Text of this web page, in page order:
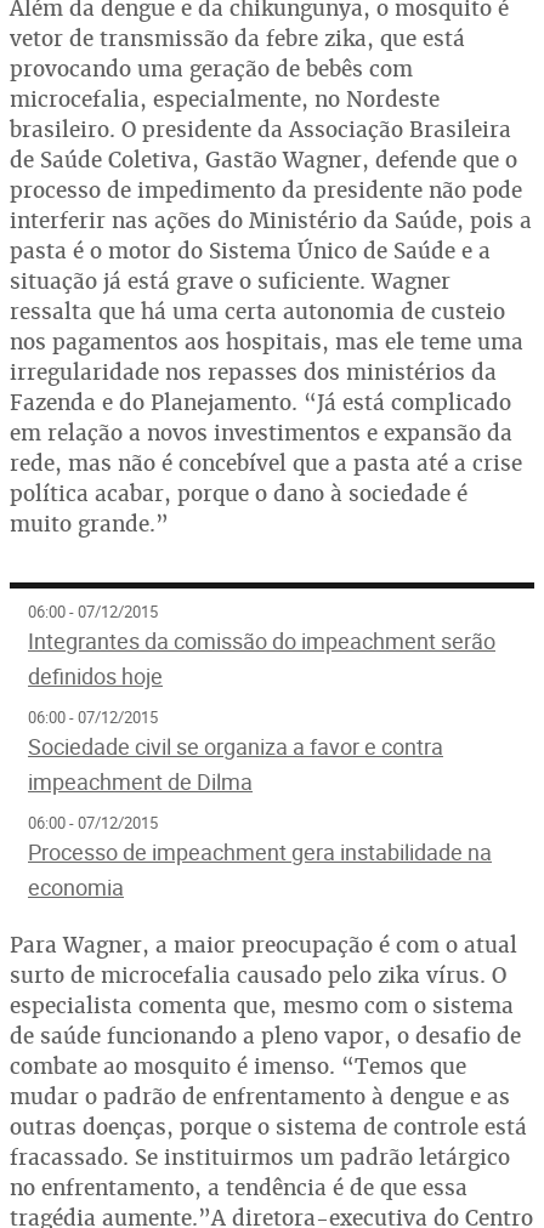
Além da dengue e da chikungunya, o mosquito é
vetor de transmissão da febre zika, que está
provocando uma geração de bebês com
microcefalia, especialmente, no Nordeste
brasileiro. O presidente da Associação Brasileira
de Saúde Coletiva, Gastão Wagner, defende que o
processo de impedimento da presidente não pode
interferir nas ações do Ministério da Saúde, pois a
pasta é o motor do Sistema Único de Saúde e a
situação já está grave o suficiente. Wagner
ressalta que há uma certa autonomia de custeio
nos pagamentos aos hospitais, mas ele teme uma
irregularidade nos repasses dos ministérios da
Fazenda e do Planejamento. “Já está complicado
em relação a novos investimentos e expansão da
rede, mas não é concebível que a pasta até a crise
política acabar, porque o dano à sociedade é
muito grande.”
06:00 - 07/12/2015
Integrantes da comissão do impeachment serão
definidos hoje
06:00 - 07/12/2015
Sociedade civil se organiza a favor e contra
impeachment de Dilma
06:00 - 07/12/2015
Processo de impeachment gera instabilidade na
economia
Para Wagner, a maior preocupação é com o atual
surto de microcefalia causado pelo zika vírus. O
especialista comenta que, mesmo com o sistema
de saúde funcionando a pleno vapor, o desafio de
combate ao mosquito é imenso. “Temos que
mudar o padrão de enfrentamento à dengue e as
outras doenças, porque o sistema de controle está
fracassado. Se instituirmos um padrão letárgico
no enfrentamento, a tendência é de que essa
tragédia aumente.”A diretora-executiva do Centro